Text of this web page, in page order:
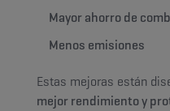
Mayor ahorro de
Menos emisiones
Estas mejoras están
mejor rendimiento y